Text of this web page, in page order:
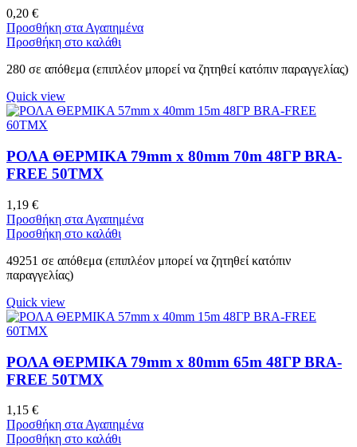
0,20 €
Προσθήκη στα Αγαπημένα
Προσθήκη στο καλάθι
280 σε απόθεμα (επιπλέον μπορεί να ζητηθεί κατόπιν παραγγελίας)
Quick view
ΡΟΛΑ ΘΕΡΜΙΚΑ 79mm x 80mm 70m 48ΓΡ BRA-
FREE 50ΤΜΧ
1,19 €
Προσθήκη στα Αγαπημένα
Προσθήκη στο καλάθι
49251 σε απόθεμα (επιπλέον μπορεί να ζητηθεί κατόπιν
παραγγελίας)
Quick view
ΡΟΛΑ ΘΕΡΜΙΚΑ 79mm x 80mm 65m 48ΓΡ BRA-
FREE 50ΤΜΧ
1,15 €
Προσθήκη στα Αγαπημένα
Προσθήκη στο καλάθι